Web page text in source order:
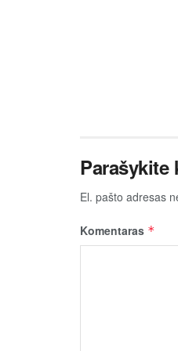
Parašykite
El. pašto adresas
Komentaras *